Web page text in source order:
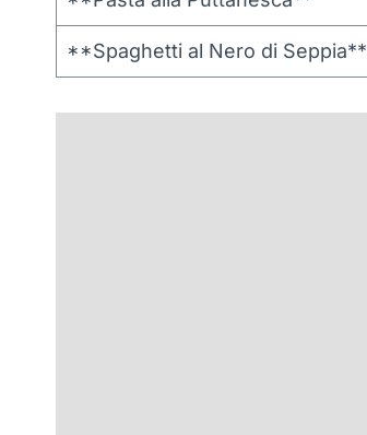
**Spaghetti al Nero di Seppia**